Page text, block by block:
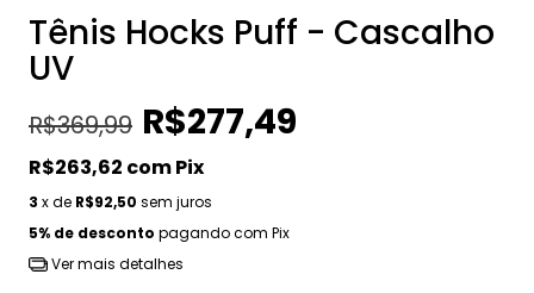
Tênis Hocks Puff - Cascalho
UV
R$369,99 R$277,49
R$263,62 comPix
3 x de R$92,50 sem juros
5% de desconto pagando com Pix
Ver mais detalhes